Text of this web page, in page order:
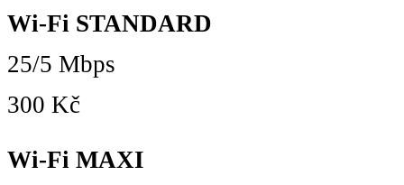
Wi-Fi STANDARD
25/5 Mbps
300 Kč
Wi-Fi MAXI